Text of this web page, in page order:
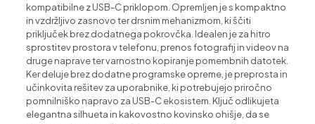
kompatibilne z USB-C priklopom. Opremljen je s kompaktno
in vzdržljivo zasnovo ter drsnim mehanizmom, ki ščiti
priključek brez dodatnega pokrovčka. Idealen je za hitro
sprostitev prostora v telefonu, prenos fotografij in videov na
druge naprave ter varnostno kopiranje pomembnih datotek.
Ker deluje brez dodatne programske opreme, je preprosta in
učinkovita rešitev za uporabnike, ki potrebujejo priročno
pomnilniško napravo za USB-C ekosistem. Ključ odlikujeta
elegantna silhueta in kakovostno kovinsko ohišje, da se